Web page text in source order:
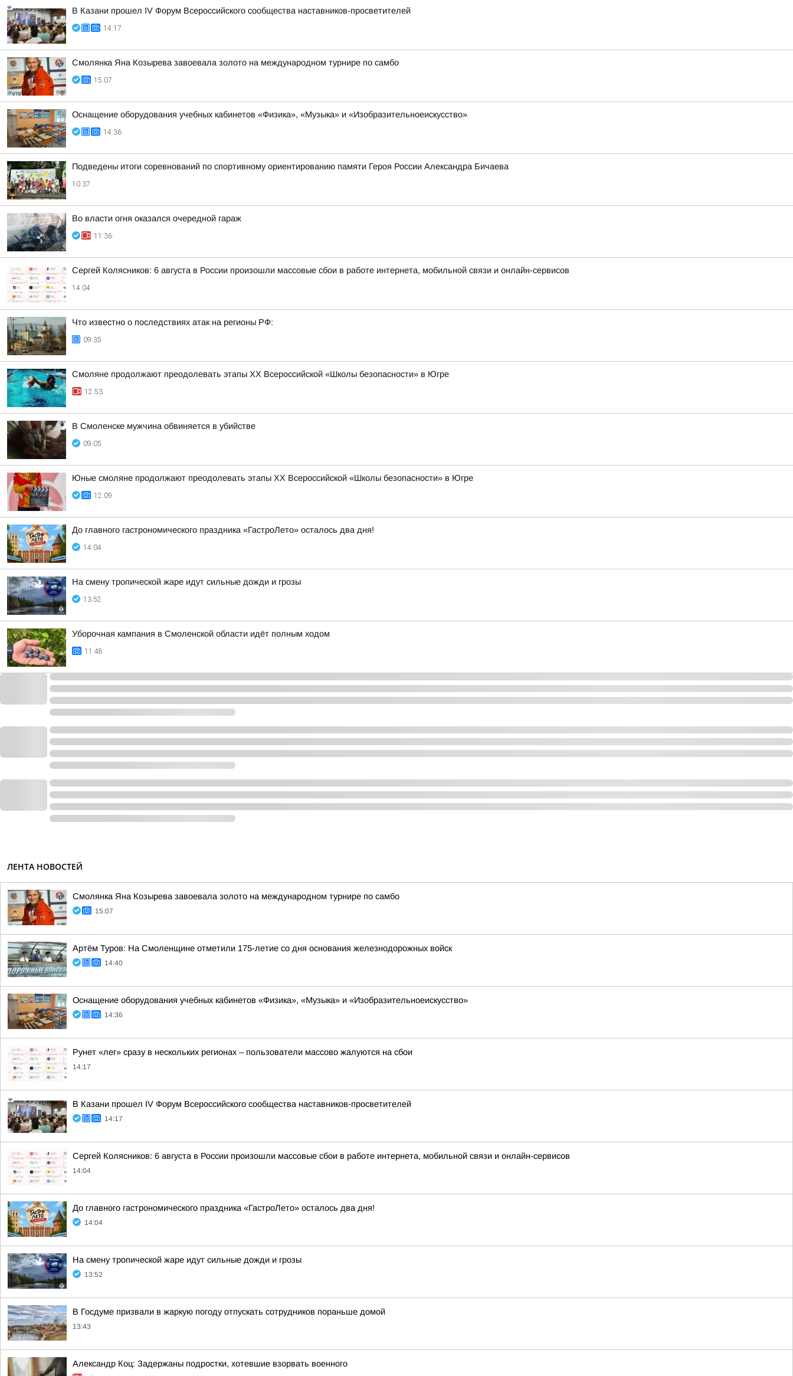
В Казани прошел IV Форум Всероссийского сообщества наставников-просветителей
14:17
Смолянка Яна Козырева завоевала золото на международном турнире по самбо
15:07
Оснащение оборудования учебных кабинетов «Физика», «Музыка» и «Изобразительноеискусство»
14:36
Подведены итоги соревнований по спортивному ориентированию памяти Героя России Александра Бичаева
10:37
Во власти огня оказался очередной гараж
11:36
Сергей Колясников: 6 августа в России произошли массовые сбои в работе интернета, мобильной связи и онлайн-сервисов
14:04
Что известно о последствиях атак на регионы РФ:
09:35
Смоляне продолжают преодолевать этапы XX Всероссийской «Школы безопасности» в Югре
12:53
В Смоленске мужчина обвиняется в убийстве
09:05
Юные смоляне продолжают преодолевать этапы XX Всероссийской «Школы безопасности» в Югре
12:09
До главного гастрономического праздника «ГастроЛето» осталось два дня!
14:04
На смену тропической жаре идут сильные дожди и грозы
13:52
Уборочная кампания в Смоленской области идёт полным ходом
11:48
ЛЕНТА НОВОСТЕЙ
Смолянка Яна Козырева завоевала золото на международном турнире по самбо
15:07
Артём Туров: На Смоленщине отметили 175-летие со дня основания железнодорожных войск
14:40
Оснащение оборудования учебных кабинетов «Физика», «Музыка» и «Изобразительноеискусство»
14:36
Рунет «лег» сразу в нескольких регионах – пользователи массово жалуются на сбои
14:17
В Казани прошел IV Форум Всероссийского сообщества наставников-просветителей
14:17
Сергей Колясников: 6 августа в России произошли массовые сбои в работе интернета, мобильной связи и онлайн-сервисов
14:04
До главного гастрономического праздника «ГастроЛето» осталось два дня!
14:04
На смену тропической жаре идут сильные дожди и грозы
13:52
В Госдуме призвали в жаркую погоду отпускать сотрудников пораньше домой
13:43
Александр Коц: Задержаны подростки, хотевшие взорвать военного